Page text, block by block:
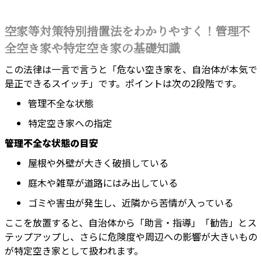
空家等対策特別措置法をわかりやすく！管理不
全空き家や特定空き家の基礎知識
この法律は一言で言うと「危ない空き家を、自治体が本気で
是正できるスイッチ」です。ポイントは次の2段階です。
管理不全な状態
特定空き家への指定
管理不全な状態の目安
屋根や外壁が大きく破損している
庭木や雑草が道路にはみ出している
ゴミや害虫が発生し、近隣から苦情が入っている
ここを放置すると、自治体から「助言・指導」「勧告」とス
テップアップし、さらに危険度や周辺への影響が大きいもの
が特定空き家として扱われます。